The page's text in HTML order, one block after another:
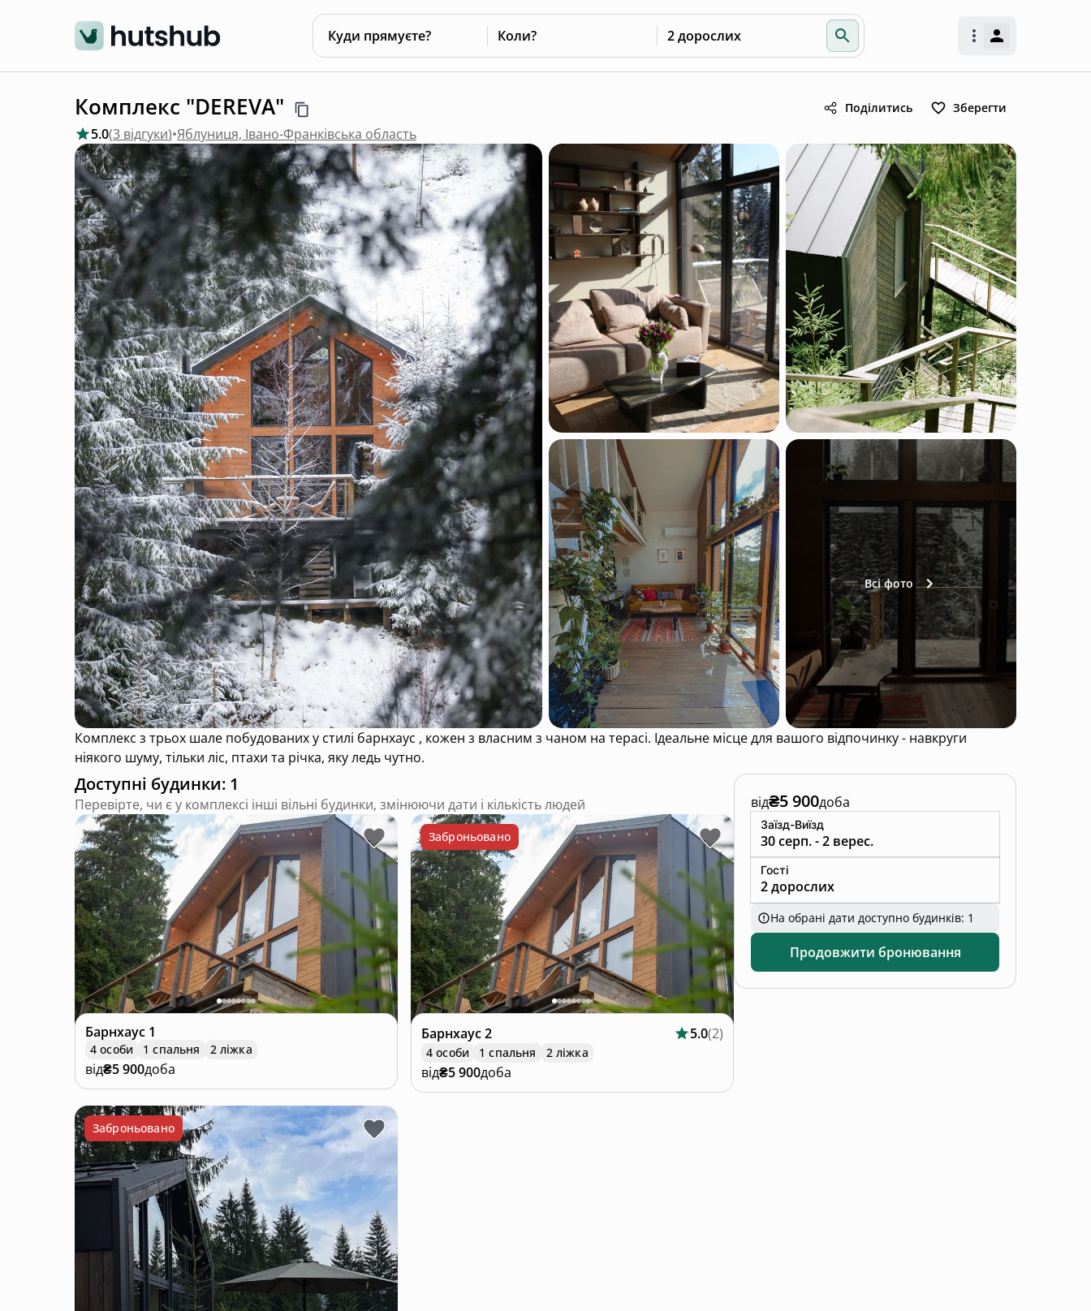
Куди прямуєте? Коли? 2 дорослих
Комплекс "DEREVA" Поділитись Зберегти
5.0(3 відгуки)•Яблуниця, Івано-Франківська область
Всі фото
Комплекс з трьох шале побудованих у стилі барнхаус , кожен з власним з чаном на терасі. Ідеальне місце для вашого відпочинку - навкруги
ніякого шуму, тільки ліс, птахи та річка, яку ледь чутно.
Доступні будинки: 1
Перевірте, чи є у комплексі інші вільні будинки, змінюючи дати і кількість людей
Барнхаус 1
4 особи 1 спальня 2 ліжка
від₴5 900доба
Заброньовано
Барнхаус2 5.0(2)
4 особи 1 спальня 2 ліжка
від₴5 900доба
Заброньовано
від₴5 900доба
Заїзд-Виїзд
30 серп. - 2 верес.
Гості
2 дорослих
На обрані дати доступно будинків: 1
Продовжити бронювання